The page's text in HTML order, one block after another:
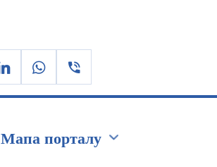
Мапа порталу